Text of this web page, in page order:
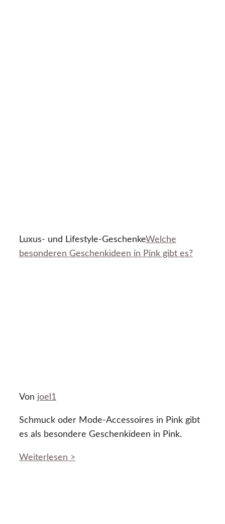
Luxus- und Lifestyle-GeschenkeWelche
besonderen Geschenkideen in Pink gibt es?
Von joel1
Schmuck oder Mode-Accessoires in Pink gibt
es als besondere Geschenkideen in Pink.
Weiterlesen >